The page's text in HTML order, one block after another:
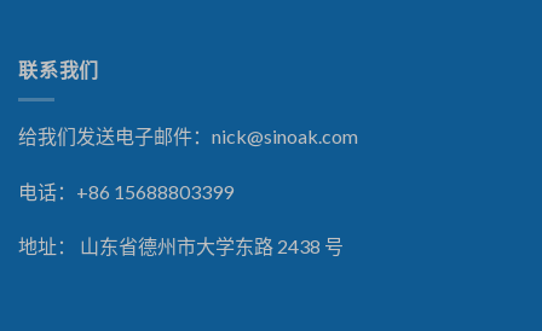
联系我们
给我们发送电子邮件： nick@sinoak.com
电话：+86 15688803399
地址： 山东省德州市大学东路 2438 号